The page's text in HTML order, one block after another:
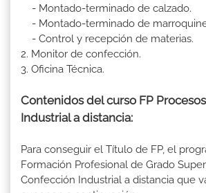
- Montado-terminado de calzado.
- Montado-terminado de
- Control y recepción de materias.
2. Monitor de confección.
3. Oficina Técnica.
Contenidos del curso FP
Industrial a distancia:
Para conseguir el Título de FP, el
Formación Profesional de Grado
Confección Industrial a distancia que